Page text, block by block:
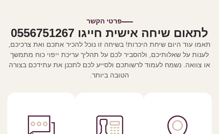
פרטי הקשר
לתאום שיחה אישית חייגו 0556751267
תאמו עוד היום שיחת היכרות! בשיחה זו נוכל להכיר אתכם ואת צרכיכם,
לענות על שאלותיכם, ולהסביר לכם על תהליך עריכת ייפוי כוח מתמשך
או צוואה. נשמח לעמוד לרשותכם ולסייע לכם לתכנן את עתידכם בצורה
הטובה ביותר.